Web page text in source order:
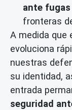
ante
fronteras
A medida que
evoluciona
nuestras
su identidad,
entrada
seguridad